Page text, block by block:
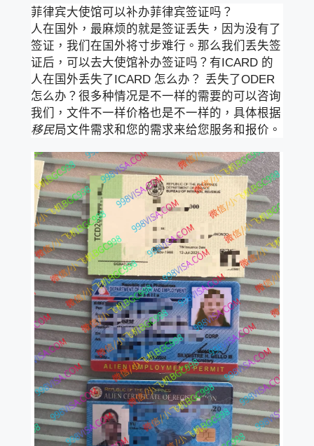
菲律宾大使馆可以补办菲律宾签证吗？
人在国外，最麻烦的就是签证丢失，因为没有了
签证，我们在国外将寸步难行。那么我们丢失签
证后，可以去大使馆补办签证吗？有ICARD 的
人在国外丢失了ICARD 怎么办？ 丢失了ODER
怎么办？很多种情况是不一样的需要的可以咨询
我们，文件不一样价格也是不一样的，具体根据
移民局文件需求和您的需求来给您服务和报价。